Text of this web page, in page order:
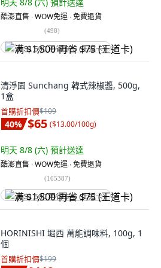
酷澎直售 ∙ WOW免運 ∙ 免費退貨
(498)
满 $1,500 再省 $75 (王道卡)
清淨園 Sunchang 韓式辣椒醬, 500g,
1盒
首購折扣價$109
40% $65 ($13.00/100g)
明天 8/8 (六) 預計送達
酷澎直售 ∙ WOW免運 ∙ 免費退貨
(165387)
满 $1,500 再省 $75 (王道卡)
HORINISHI 堀西 萬能調味料, 100g, 1
個
首購折扣價$199